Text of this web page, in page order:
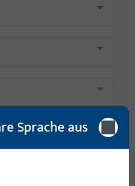
Sprache aus